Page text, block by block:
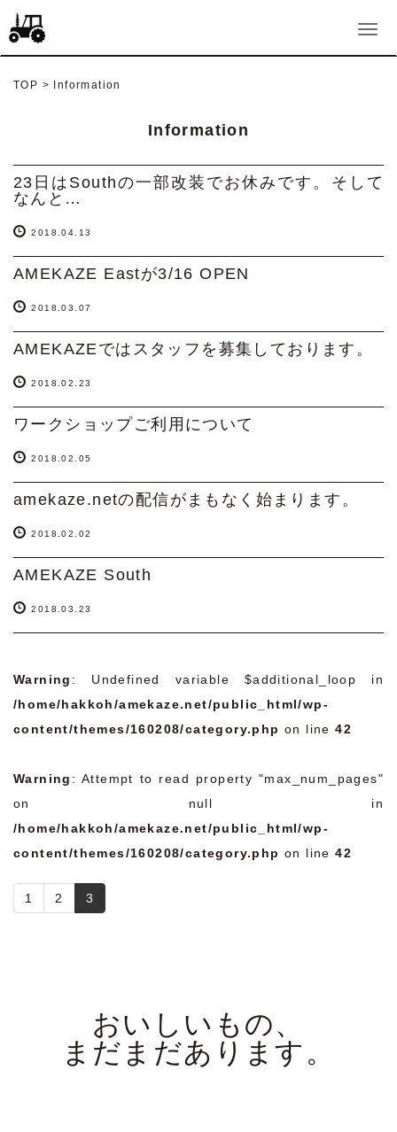
TOP > Information
Information
23日はSouthの一部改装でお休みです。そして
なんと…
2018.04.13
AMEKAZE Eastが3/16 OPEN
2018.03.07
AMEKAZEではスタッフを募集しております。
2018.02.23
ワークショップご利用について
2018.02.05
amekaze.netの配信がまもなく始まります。
2018.02.02
AMEKAZE South
2018.03.23
Warning : Undefined variable $additional_loop in
/home/hakkoh/amekaze.net/public_html/wp-
content/themes/160208/category.php on line42
Warning : Attempt to read property "max_num_pages"
on null in
/home/hakkoh/amekaze.net/public_html/wp-
content/themes/160208/category.php on line42
1 2 3
おいしいもの、
まだまだあります。